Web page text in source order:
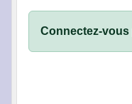
Connectez-vous